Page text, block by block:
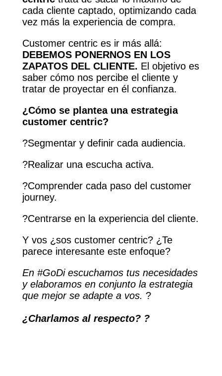
cada cliente captado, optimizando cada
vez más la experiencia de compra.
Customer centric es ir más allá:
DEBEMOS PONERNOS EN LOS
ZAPATOS DEL CLIENTE. El objetivo es
saber cómo nos percibe el cliente y
tratar de proyectar en él confianza.
¿Cómo se plantea una estrategia
customer centric?
?Segmentar y definir cada audiencia.
?Realizar una escucha activa.
?Comprender cada paso del customer
journey.
?Centrarse en la experiencia del cliente.
Y vos ¿sos customer centric? ¿Te
parece interesante este enfoque?
En #GoDi escuchamos tus necesidades
y elaboramos en conjunto la estrategia
que mejor se adapte a vos. ?⁣⁣⁣⁣⁣⁣⁣⁣⁣⁣⁣⁣⁣⁣⁣⁣⁣⁣⁣⁣⁣
¿Charlamos al respecto? ?⁣⁣⁣⁣⁣⁣⁣⁣⁣⁣⁣⁣⁣⁣⁣⁣⁣⁣⁣⁣⁣